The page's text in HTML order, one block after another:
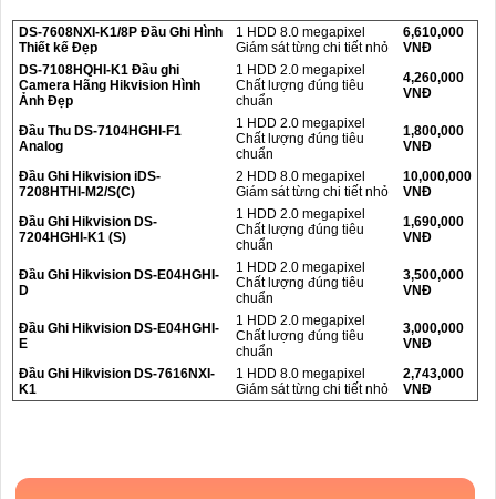
DS-7608NXI-K1/8P Đầu Ghi Hình
Thiết kế Đẹp
1 HDD 8.0 megapixel
Giám sát từng chi tiết nhỏ
6,610,000
VNĐ
DS-7108HQHI-K1 Đầu ghi
Camera Hãng Hikvision Hình
Ảnh Đẹp
1 HDD 2.0 megapixel
Chất lượng đúng tiêu
chuẩn
4,260,000
VNĐ
Đầu Thu DS-7104HGHI-F1
Analog
1 HDD 2.0 megapixel
Chất lượng đúng tiêu
chuẩn
1,800,000
VNĐ
Đầu Ghi Hikvision iDS-
7208HTHI-M2/S(C)
2 HDD 8.0 megapixel
Giám sát từng chi tiết nhỏ
10,000,000
VNĐ
Đầu Ghi Hikvision DS-
7204HGHI-K1 (S)
1 HDD 2.0 megapixel
Chất lượng đúng tiêu
chuẩn
1,690,000
VNĐ
Đầu Ghi Hikvision DS-E04HGHI-
D
1 HDD 2.0 megapixel
Chất lượng đúng tiêu
chuẩn
3,500,000
VNĐ
Đầu Ghi Hikvision DS-E04HGHI-
E
1 HDD 2.0 megapixel
Chất lượng đúng tiêu
chuẩn
3,000,000
VNĐ
Đầu Ghi Hikvision DS-7616NXI-
K1
1 HDD 8.0 megapixel
Giám sát từng chi tiết nhỏ
2,743,000
VNĐ